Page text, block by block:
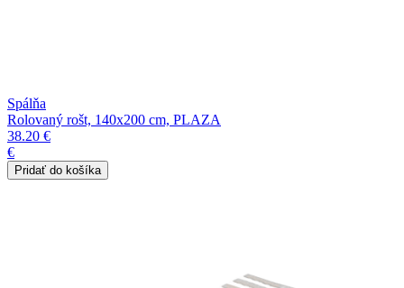
Spálňa
Rolovaný rošt, 140x200 cm, PLAZA
38.20 €
€